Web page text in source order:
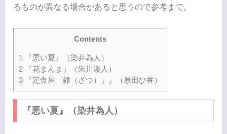
るものが異なる場合があると思うので参考まで。
Contents
1
『悪い夏』（染井為人）
2 『花まんま』（朱川湊人）
3 『定食屋「雑（ざつ）」』（原田ひ香）
『悪い夏』（染井為人）